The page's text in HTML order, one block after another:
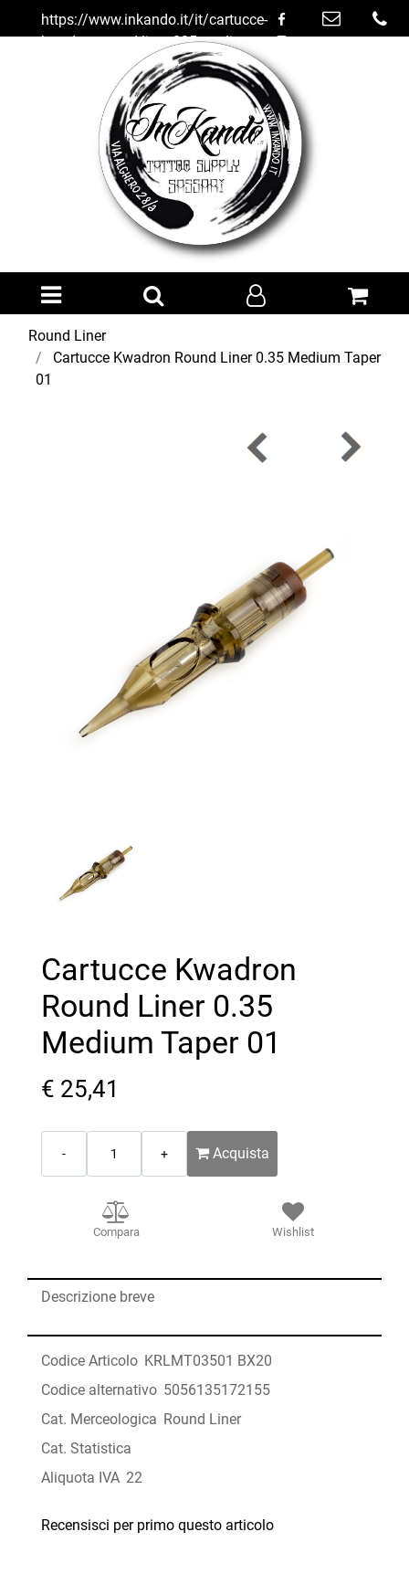
https://www.inkando.it/it/cartucce-
kwadron-round-liner-035-medium-
Open menu
Round Liner
Cartucce Kwadron Round Liner 0.35 Medium Taper
01
Cartucce Kwadron
Round Liner 0.35
Medium Taper 01
€ 25,41
Acquista
Compara Wishlist
Descrizione breve
Codice Articolo KRLMT03501 BX20
Codice alternativo 5056135172155
Cat. Merceologica Round Liner
Cat. Statistica
Aliquota IVA 22
Recensisci per primo questo articolo